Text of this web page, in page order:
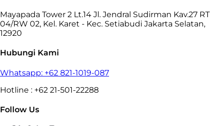
Mayapada Tower 2 Lt.14 Jl. Jendral Sudirman Kav.27 RT
04/RW 02, Kel. Karet - Kec. Setiabudi Jakarta Selatan,
12920
Hubungi Kami
Whatsapp: +62 821-1019-087
Hotline : +62 21-501-22288
Follow Us